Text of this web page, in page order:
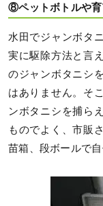
⑧ペットボトルや
水田でジャンボタ
実に駆除方法と言
のジャンボタニシ
はありません。そ
ンボタニシを捕ら
ものでよく、市販
苗箱、段ボールで